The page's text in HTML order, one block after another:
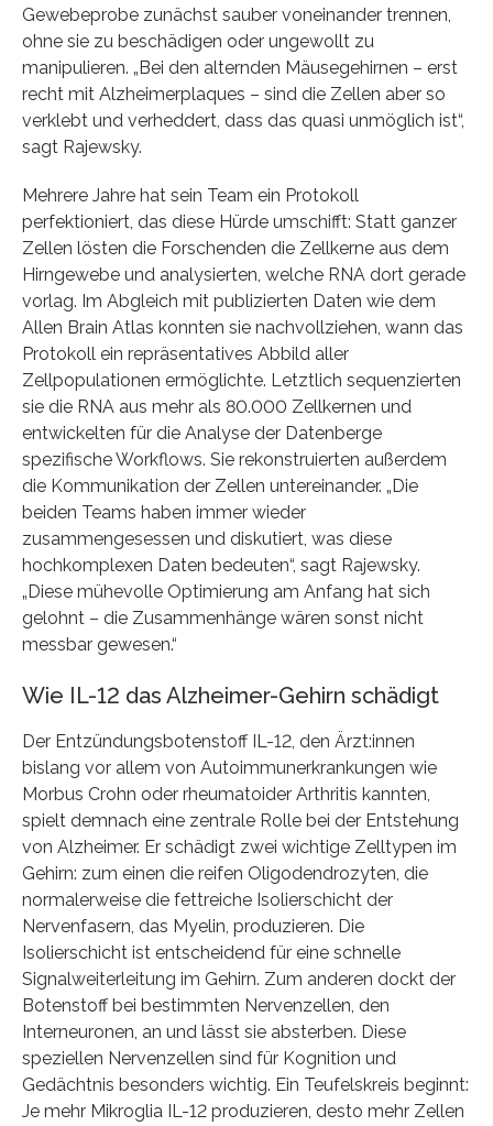
Gewebeprobe zunächst sauber voneinander trennen,
ohne sie zu beschädigen oder ungewollt zu
manipulieren. „Bei den alternden Mäusegehirnen – erst
recht mit Alzheimerplaques – sind die Zellen aber so
verklebt und verheddert, dass das quasi unmöglich ist“,
sagt Rajewsky.
Mehrere Jahre hat sein Team ein Protokoll
perfektioniert, das diese Hürde umschifft: Statt ganzer
Zellen lösten die Forschenden die Zellkerne aus dem
Hirngewebe und analysierten, welche RNA dort gerade
vorlag. Im Abgleich mit publizierten Daten wie dem
Allen Brain Atlas konnten sie nachvollziehen, wann das
Protokoll ein repräsentatives Abbild aller
Zellpopulationen ermöglichte. Letztlich sequenzierten
sie die RNA aus mehr als 80.000 Zellkernen und
entwickelten für die Analyse der Datenberge
spezifische Workflows. Sie rekonstruierten außerdem
die Kommunikation der Zellen untereinander. „Die
beiden Teams haben immer wieder
zusammengesessen und diskutiert, was diese
hochkomplexen Daten bedeuten“, sagt Rajewsky.
„Diese mühevolle Optimierung am Anfang hat sich
gelohnt – die Zusammenhänge wären sonst nicht
messbar gewesen.“
Wie IL-12 das Alzheimer-Gehirn schädigt
Der Entzündungsbotenstoff IL-12, den Ärzt:innen
bislang vor allem von Autoimmunerkrankungen wie
Morbus Crohn oder rheumatoider Arthritis kannten,
spielt demnach eine zentrale Rolle bei der Entstehung
von Alzheimer. Er schädigt zwei wichtige Zelltypen im
Gehirn: zum einen die reifen Oligodendrozyten, die
normalerweise die fettreiche Isolierschicht der
Nervenfasern, das Myelin, produzieren. Die
Isolierschicht ist entscheidend für eine schnelle
Signalweiterleitung im Gehirn. Zum anderen dockt der
Botenstoff bei bestimmten Nervenzellen, den
Interneuronen, an und lässt sie absterben. Diese
speziellen Nervenzellen sind für Kognition und
Gedächtnis besonders wichtig. Ein Teufelskreis beginnt:
Je mehr Mikroglia IL-12 produzieren, desto mehr Zellen